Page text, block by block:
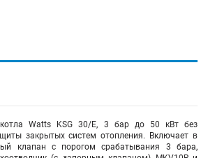
котла Watts KSG 30/E, 3 бар до 50 кВт без
закрытых систем отопления. Включает в
клапан с порогом срабатывания 3 бара,